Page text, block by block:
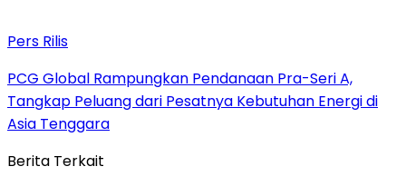
Pers Rilis
PCG Global Rampungkan Pendanaan Pra-Seri A,
Tangkap Peluang dari Pesatnya Kebutuhan Energi di
Asia Tenggara
Berita Terkait